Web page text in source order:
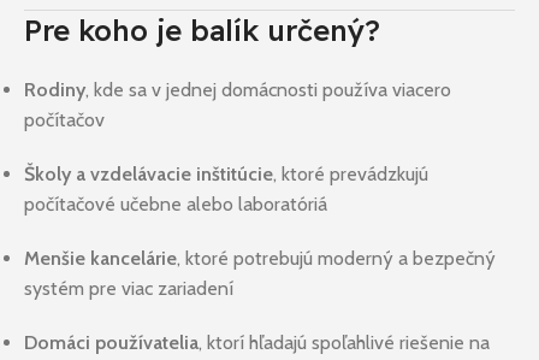
Pre koho je balík určený?
Rodiny, kde sa v jednej domácnosti používa viacero
počítačov
Školy a vzdelávacie inštitúcie, ktoré prevádzkujú
počítačové učebne alebo laboratóriá
Menšie kancelárie, ktoré potrebujú moderný a bezpečný
systém pre viac zariadení
Domáci používatelia, ktorí hľadajú spoľahlivé riešenie na